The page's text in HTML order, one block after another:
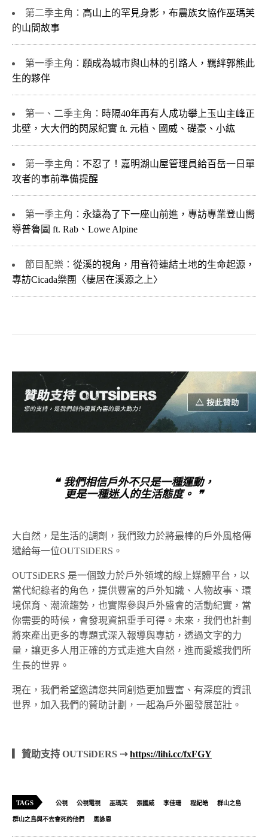
第二季主角： 高山上的罕見身影，布農族女協作巫瑪芙
的山間故事
第一季主角： 願成為城市與山林的引路人，羈絆郭熊此
生的夥伴
第一、二季主角： 時隔40年再有人成功攀上玉山主峰正
北壁，大大們的閃尿紀實 ft. 元植、國威、礎豪、小紘
第一季主角： 不忍了！嘉明湖山屋管理員給百岳一日單
攻者的事前準備提醒
第一季主角： 永遠為了下一座山前進，專訪專業登山嚮
導普魯圖 ft. Rab、Lowe Alpine
節目配樂： 從溪的視角，用音符連結土地的生命起源，
專訪Cicada樂團〈棲居在溪源之上〉
❝ 我們相信戶外不只是一種運動，
更是一種迷人的生活態度。 ❞
大自然，是生活的調劑，我們致力於將最棒的戶外風格傳
遞給每一位OUTSiDERS。
OUTSiDERS 是一個致力於戶外領域的線上媒體平台，以
當代紀錄者的角色，提供豐富的戶外知識、人物故事、環
境保育、潮流趨勢，也實際參與戶外盛會的活動紀實，當
你需要的時候，會發現資訊垂手可得。未來，我們也計劃
將來產出更多的專題式深入報導與專訪，透過文字的力
量，讓更多人用正確的方式走進大自然，進而愛護我們所
生長的世界。
現在，我們希望邀請您共同創造更加豐富、有深度的資訊
世界，加入我們的贊助計劃，一起為戶外圈發展茁壯。
▎贊助支持 OUTSiDERS ⇢https://lihi.cc/fxFGY
TAGS 公視 公視電視 巫瑪芙 張國威 李佳珊 程紀皓 群山之島
群山之島與不去會死的他們 馬詠恩